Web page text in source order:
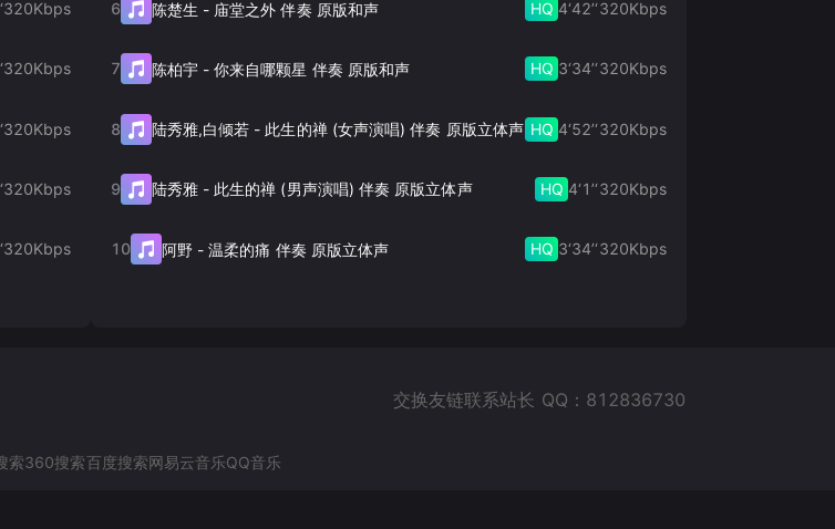
320Kbps
320Kbps
320Kbps
320Kbps
320Kbps
6 陈楚生 - 庙堂之外 伴奏 原版和声 HQ 4‘42’‘320Kbps
7 陈柏宇-你来自哪颗星 伴奏 原版和声 HQ 3‘34’‘320Kbps
8 陆秀雅,白倾若 - 此生的禅 (女声演唱) 伴奏 原版立体声 HQ 4‘52’‘320Kbps
9 陆秀雅- 此生的禅 (男声演唱) 伴奏 原版立体声 HQ 4‘1’‘320Kbps
10 阿野-温柔的痛 伴奏 原版立体声 HQ 3‘34’‘320Kbps
交换友链联系站长 QQ：812836730
索360搜索百度搜索网易云音乐QQ音乐